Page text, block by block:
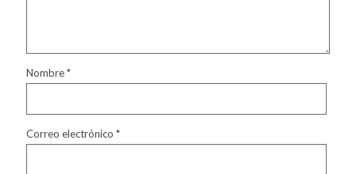
Nombre*
Correo electrónico *